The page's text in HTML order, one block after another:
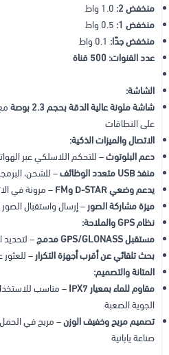
منخفض 2: 1.0 واط
منخفض 1: 0.5 واط
منخفض جدًا:0.1 واط
عدد القنوات: 500 قناة
الشاشة:
شاشة ملونة عالية الدقة بحجم 2.3 بوصة
مع
على النطاقات
الاتصال والميزات الذكية:
دعم البلوتوث– للتحكم اللاسلكي عبر
منفذ USB متعدد الوظائف
– للشحن،
يدعم وضعي D-STAR وFM
– مرونة في
ميزة مشاركة الصور– إرسال واستقبال الصور
نظام GPS والملاحة:
مستقبل GPS/GLONASS مدمج
– لتحديد
بحث تلقائي عن أقرب أجهزة التكرار– للعثور
المتانة والتصميم:
مقاوم للماء بمعيار IPX7
– مناسب
الجوية الصعبة
تصميم مريح وخفيف الوزن– مريح في
صناعة يابانية